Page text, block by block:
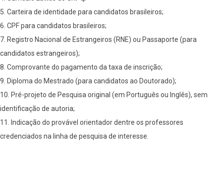
5. Carteira de identidade para candidatos brasileiros;
6. CPF para candidatos brasileiros;
7. Registro Nacional de Estrangeiros (RNE) ou Passaporte (para
candidatos estrangeiros);
8. Comprovante do pagamento da taxa de inscrição;
9. Diploma do Mestrado (para candidatos ao Doutorado);
10. Pré-projeto de Pesquisa original (em Português ou Inglês), sem
identificação de autoria;
11. Indicação do provável orientador dentre os professores
credenciados na linha de pesquisa de interesse.